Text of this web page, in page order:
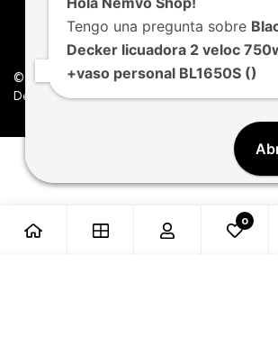
© Nemvo. Todos los derechos Reservados.
Design by Nemvo Agency
0
Tengo una pregunta sobre
Decker licuadora 2 veloc
+vaso personal BL1650S ()